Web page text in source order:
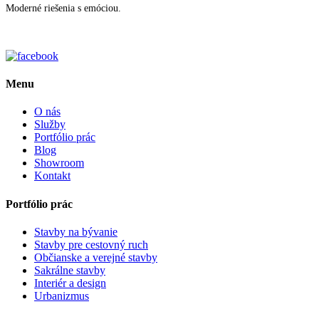
Moderné riešenia s emóciou.
Menu
O nás
Služby
Portfólio prác
Blog
Showroom
Kontakt
Portfólio prác
Stavby na bývanie
Stavby pre cestovný ruch
Občianske a verejné stavby
Sakrálne stavby
Interiér a design
Urbanizmus